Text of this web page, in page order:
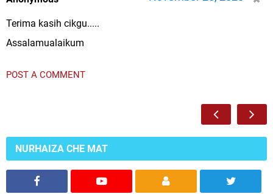
Terima kasih cikgu.....
Assalamualaikum
POST A COMMENT
NURHAIZA CHE MAT